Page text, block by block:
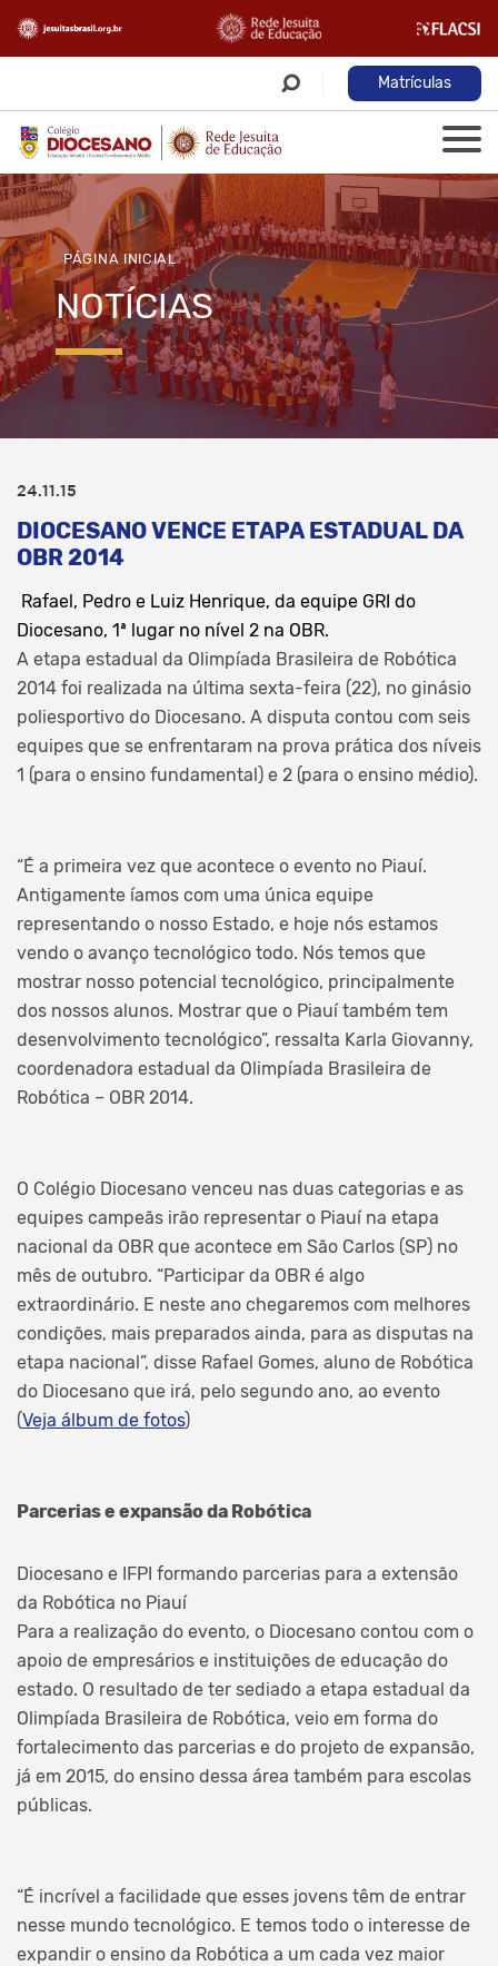
Matrículas
PÁGINA INICIAL
NOTÍCIAS
24.11.15
DIOCESANO VENCE ETAPA ESTADUAL DA
OBR 2014
Rafael, Pedro e Luiz Henrique, da equipe GRI do
Diocesano, 1ª lugar no nível 2 na OBR.
A etapa estadual da Olimpíada Brasileira de Robótica
2014 foi realizada na última sexta-feira (22), no ginásio
poliesportivo do Diocesano. A disputa contou com seis
equipes que se enfrentaram na prova prática dos níveis
1 (para o ensino fundamental) e 2 (para o ensino médio).
“É a primeira vez que acontece o evento no Piauí.
Antigamente íamos com uma única equipe
representando o nosso Estado, e hoje nós estamos
vendo o avanço tecnológico todo. Nós temos que
mostrar nosso potencial tecnológico, principalmente
dos nossos alunos. Mostrar que o Piauí também tem
desenvolvimento tecnológico”, ressalta Karla Giovanny,
coordenadora estadual da Olimpíada Brasileira de
Robótica – OBR 2014.
O Colégio Diocesano venceu nas duas categorias e as
equipes campeãs irão representar o Piauí na etapa
nacional da OBR que acontece em São Carlos (SP) no
mês de outubro. “Participar da OBR é algo
extraordinário. E neste ano chegaremos com melhores
condições, mais preparados ainda, para as disputas na
etapa nacional”, disse Rafael Gomes, aluno de Robótica
do Diocesano que irá, pelo segundo ano, ao evento
(Veja álbum de fotos)
Parcerias e expansão da Robótica
Diocesano e IFPI formando parcerias para a extensão
da Robótica no Piauí
Para a realização do evento, o Diocesano contou com o
apoio de empresários e instituições de educação do
estado. O resultado de ter sediado a etapa estadual da
Olimpíada Brasileira de Robótica, veio em forma do
fortalecimento das parcerias e do projeto de expansão,
já em 2015, do ensino dessa área também para escolas
públicas.
“É incrível a facilidade que esses jovens têm de entrar
nesse mundo tecnológico. E temos todo o interesse de
expandir o ensino da Robótica a um cada vez maior